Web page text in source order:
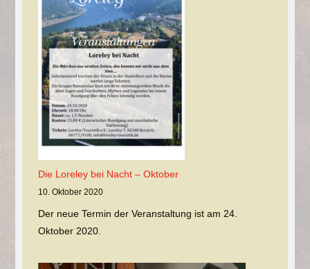
Die Loreley bei Nacht – Oktober
10. Oktober 2020
Der neue Termin der Veranstaltung ist am 24.
Oktober 2020.